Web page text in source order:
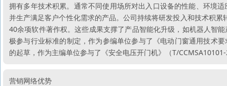
拥有多年技术积累。通常不同使用场所对出入口设备的性能、环境
并生产满足客户个性化需求的产品。公司持续将研发投入和技术积
40余项软件著作权。这些成果支撑了产品智能化升级，如机器人智
极参与行业标准的制定，作为参编单位参与了《电动门窗通用技术
的起草，作为主编单位参与了《安全电压开门机》（T/
营销网络优势